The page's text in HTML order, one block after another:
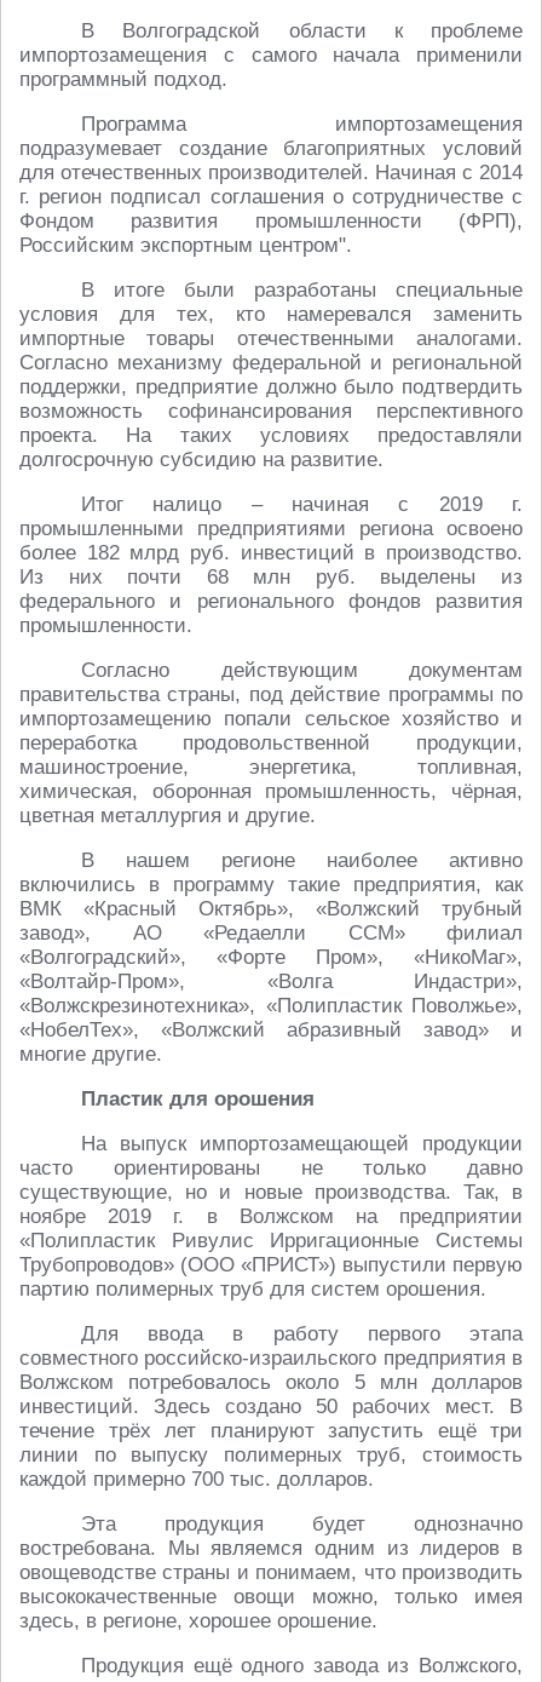
В Волгоградской области к проблеме
импортозамещения с самого начала применили
программный подход.
Программа импортозамещения
подразумевает создание благоприятных условий
для оте­чественных производителей. Начиная с 2014
г. регион подписал соглашения о сотрудничестве с
Фондом развития промышленности (ФРП),
Российским экспортным центром".
В итоге были разработаны специальные
условия для тех, кто намеревался заменить
импортные товары отечественными аналогами.
Согласно механизму федеральной и региональной
поддержки, предприятие должно было подтвердить
возможность софинансирования перспективного
проекта. На таких условиях предоставляли
долгосрочную субсидию на развитие.
Итог налицо – начиная с 2019 г.
промышленными предприятиями региона освоено
более 182 млрд руб. инвестиций в производство.
Из них почти 68 млн руб. выделены из
федерального и регионального фондов развития
промышленности.
Согласно действующим документам
правительства страны, под действие программы по
импортозамещению попали сельское хозяйство и
переработка продовольственной продукции,
машиностроение, энергетика, топливная,
химическая, оборонная промышленность, чёрная,
цветная металлургия и другие.
В нашем регионе наиболее активно
включились в программу такие предприятия, как
ВМК «Красный Октябрь», «Волжский трубный
завод», АО «Редаелли ССМ» филиал
«Волгоградский», «Форте Пром», «НикоМаг»,
«Волтайр-Пром», «Волга Индастри»,
«Волжскрезинотехника», «Полипластик Поволжье»,
«НобелТех», «Волжский абразивный завод» и
многие другие.
Пластик для орошения
На выпуск импортозамещающей продукции
часто ориентированы не только давно
существующие, но и новые производства. Так, в
ноябре 2019 г. в Волжском на предприятии
«Полипластик Ривулис Ирригационные Системы
Трубопроводов» (ООО «ПРИСТ») выпустили первую
партию полимерных труб для систем орошения.
Для ввода в работу первого этапа
совместного российско-израильского предприятия в
Волжском потребовалось около 5 млн долларов
инвестиций. Здесь создано 50 рабочих мест. В
течение трёх лет планируют запустить ещё три
линии по выпуску полимерных труб, стоимость
каждой примерно 700 тыс. долларов.
Эта продукция будет однозначно
востребована. Мы являемся одним из лидеров в
овощеводстве страны и понимаем, что производить
высококачественные овощи можно, только имея
здесь, в регионе, хорошее орошение.
Продукция ещё одного завода из Волжского,